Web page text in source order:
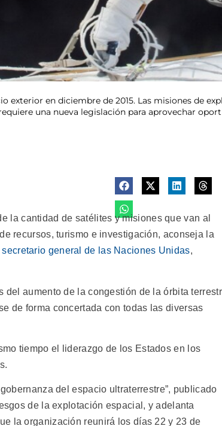
exterior en diciembre de 2015. Las misiones de
una nueva legislación para aprovechar
la cantidad de satélites y misiones que van al
recursos, turismo e investigación, aconseja la
secretario general de las Naciones Unidas,
del aumento de la congestión de la órbita
de forma concertada con todas las diversas
tiempo el liderazgo de los Estados en los
del espacio ultraterrestre”, publicado
de la explotación espacial, y adelanta
la organización reunirá los días 22 y 23 de